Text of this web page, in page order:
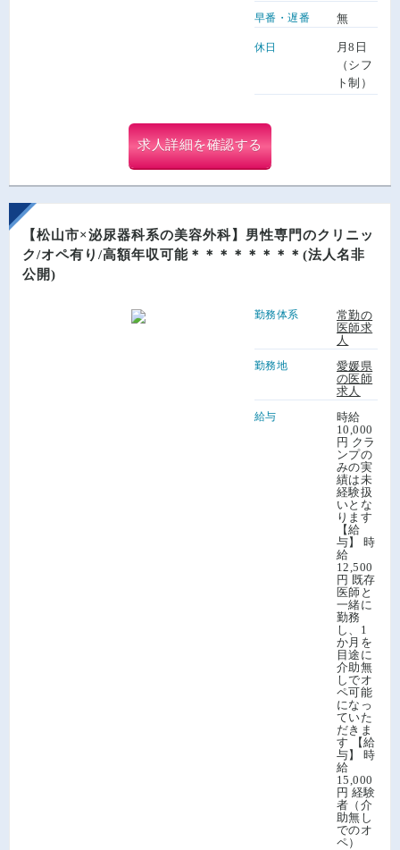
早番・遅番 無
休日
月8日
（シフ
ト制）
求人詳細を確認する
【松山市×泌尿器科系の美容外科】男性専門のクリニッ
ク/オペ有り/高額年収可能＊＊＊＊＊＊＊＊(法人名非
公開)
勤務体系
常勤の
医師求
人
勤務地
愛媛県
の医師
求人
給与
時給
10,000
円 クラ
ンプの
みの実
績は未
経験扱
いとな
ります
【給
与】 時
給
12,500
円 既存
医師と
一緒に
勤務
し、1
か月を
目途に
介助無
しでオ
ペ可能
になっ
ていた
だきま
す 【給
与】 時
給
15,000
円 経験
者（介
助無し
でのオ
ペ）